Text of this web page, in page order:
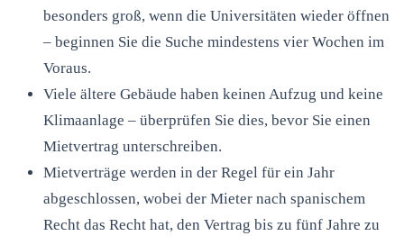
besonders groß, wenn die Universitäten wieder öffnen
– beginnen Sie die Suche mindestens vier Wochen im
Voraus.
Viele ältere Gebäude haben keinen Aufzug und keine
Klimaanlage – überprüfen Sie dies, bevor Sie einen
Mietvertrag unterschreiben.
Mietverträge werden in der Regel für ein Jahr
abgeschlossen, wobei der Mieter nach spanischem
Recht das Recht hat, den Vertrag bis zu fünf Jahre zu